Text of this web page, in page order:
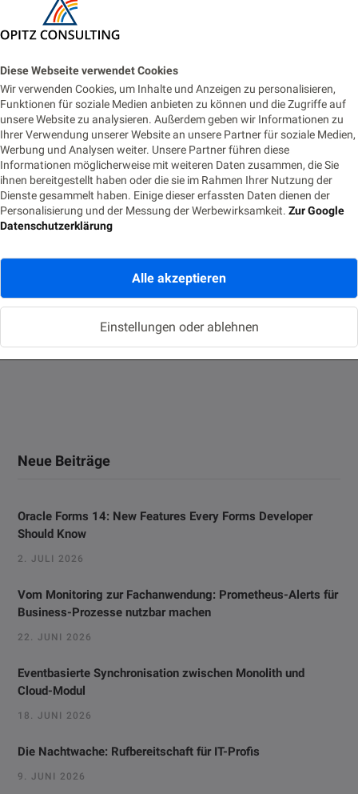
Diese Webseite verwendet Cookies
Wir verwenden Cookies, um Inhalte und Anzeigen zu personalisieren,
Funktionen für soziale Medien anbieten zu können und die Zugriffe auf
unsere Website zu analysieren. Außerdem geben wir Informationen zu
Ihrer Verwendung unserer Website an unsere Partner für soziale Medien,
Werbung und Analysen weiter. Unsere Partner führen diese
Informationen möglicherweise mit weiteren Daten zusammen, die Sie
ihnen bereitgestellt haben oder die sie im Rahmen Ihrer Nutzung der
Dienste gesammelt haben. Einige dieser erfassten Daten dienen der
Personalisierung und der Messung der Werbewirksamkeit. Zur Google
Datenschutzerklärung
Alle akzeptieren
Einstellungen oder ablehnen
ARCHITECTURE & PROCESS MODELS DEVELOPMENT
DEVOPS
Priorisierung von Product Backlogs in agilen
Projekten
Motivation Heutzutage werden besonders in der IT-Branche
immer mehr Projekte agil und nicht mehr klassisch durchgeführt.
Es entfällt die Rolle…
Neue Beiträge
Oracle Forms 14: New Features Every Forms Developer
Should Know
2. JULI 2026
Vom Monitoring zur Fachanwendung: Prometheus-Alerts für
Business-Prozesse nutzbar machen
22. JUNI 2026
Eventbasierte Synchronisation zwischen Monolith und
Cloud-Modul
18. JUNI 2026
Die Nachtwache: Rufbereitschaft für IT-Profis
9. JUNI 2026